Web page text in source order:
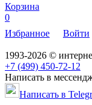
Корзина
0
Избранное
Войти
1993-2026 ©
+7 (499) 450-72-12
Написать в
Написать в